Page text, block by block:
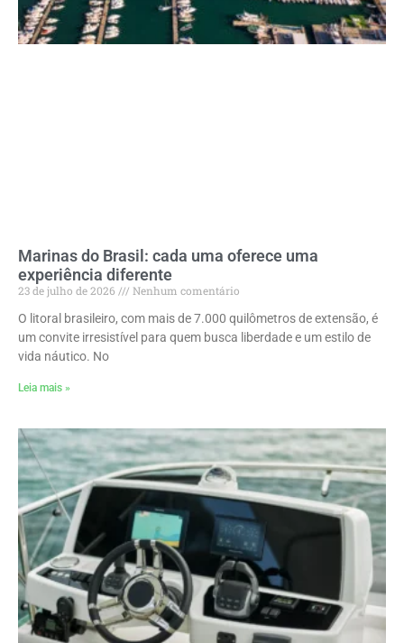
Marinas do Brasil: cada uma oferece uma
experiência diferente
23 de julho de 2026
Nenhum comentário
O litoral brasileiro, com mais de 7.000 quilômetros de extensão, é
um convite irresistível para quem busca liberdade e um estilo de
vida náutico. No
Leia mais »